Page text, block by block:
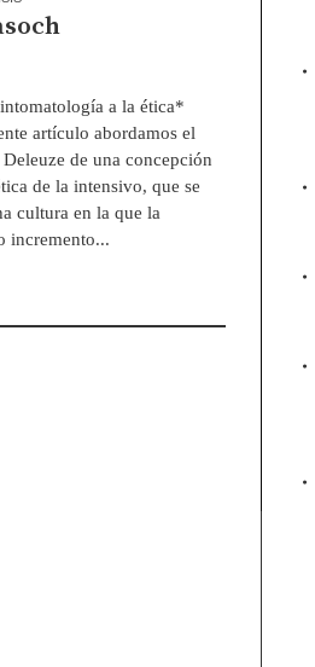
a la ética*
artículo abordamos el
de una concepción
de la intensivo, que se
cultura en la que la
incremento...